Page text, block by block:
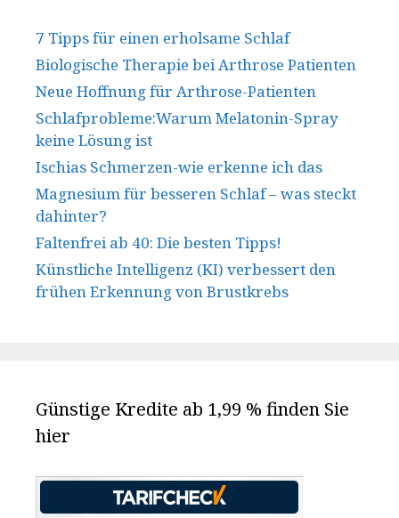
7 Tipps für einen erholsame Schlaf
Biologische Therapie bei Arthrose Patienten
Neue Hoffnung für Arthrose-Patienten
Schlafprobleme:Warum Melatonin-Spray
keine Lösung ist
Ischias Schmerzen-wie erkenne ich das
Magnesium für besseren Schlaf – was steckt
dahinter?
Faltenfrei ab 40: Die besten Tipps!
Künstliche Intelligenz (KI) verbessert den
frühen Erkennung von Brustkrebs
Günstige Kredite ab 1,99 % finden Sie
hier